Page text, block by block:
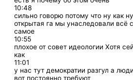
10:48
сильно говорю потому что ну как
открытая га мы унаследовали всё
самое
10:55
плохое от совет идеологии Хотя
как
11:01
у нас тут демократии разгул а
вот постоянно требуют